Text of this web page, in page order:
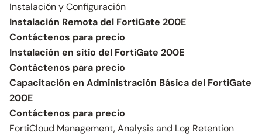
Instalación y Configuración
Instalación Remota del FortiGate 200E
Contáctenos para precio
Instalación en sitio del FortiGate 200E
Contáctenos para precio
Capacitación en Administración Básica del FortiGate
200E
Contáctenos para precio
FortiCloud Management, Analysis and Log Retention